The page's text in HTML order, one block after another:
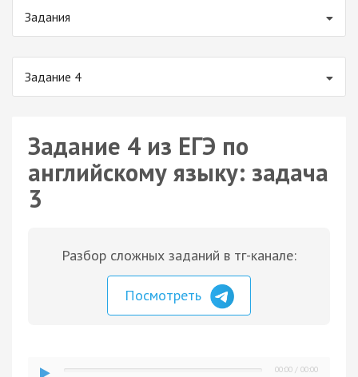
Задания
Задание 4
Задание 4 из ЕГЭ по
английскому языку: задача
3
Разбор сложных заданий в тг-канале:
Посмотреть
00:00 / 00:00